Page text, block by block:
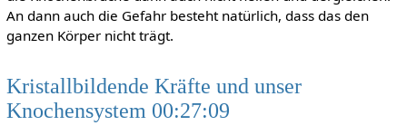
An dann auch die Gefahr besteht natürlich, dass das den
ganzen Körper nicht trägt.
Kristallbildende Kräfte und unser
Knochensystem 00:27:09